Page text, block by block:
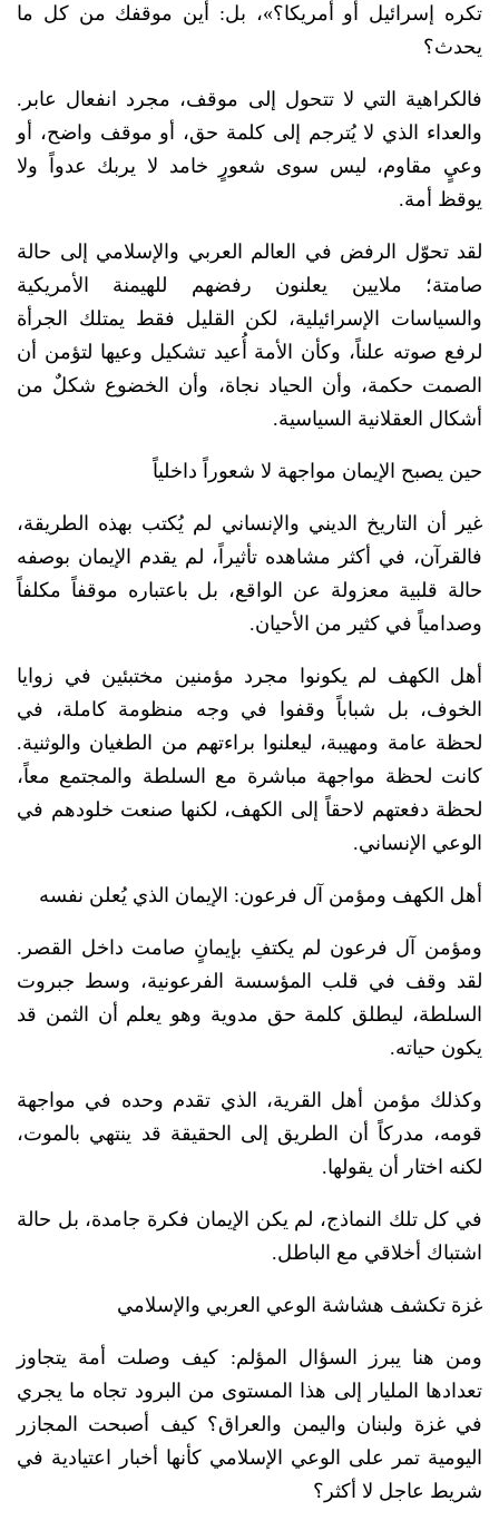
تكره إسرائيل أو أمريكا؟»، بل: أين موقفك من كل ما
يحدث؟
فالكراهية التي لا تتحول إلى موقف، مجرد انفعال عابر.
والعداء الذي لا يُترجم إلى كلمة حق، أو موقف واضح، أو
وعيٍ مقاوم، ليس سوى شعورٍ خامد لا يربك عدواً ولا
يوقظ أمة.
لقد تحوّل الرفض في العالم العربي والإسلامي إلى حالة
صامتة؛ ملايين يعلنون رفضهم للهيمنة الأمريكية
والسياسات الإسرائيلية، لكن القليل فقط يمتلك الجرأة
لرفع صوته علناً، وكأن الأمة أُعيد تشكيل وعيها لتؤمن أن
الصمت حكمة، وأن الحياد نجاة، وأن الخضوع شكلٌ من
أشكال العقلانية السياسية.
حين يصبح الإيمان مواجهة لا شعوراً داخلياً
غير أن التاريخ الديني والإنساني لم يُكتب بهذه الطريقة،
فالقرآن، في أكثر مشاهده تأثيراً، لم يقدم الإيمان بوصفه
حالة قلبية معزولة عن الواقع، بل باعتباره موقفاً مكلفاً
وصدامياً في كثير من الأحيان.
أهل الكهف لم يكونوا مجرد مؤمنين مختبئين في زوايا
الخوف، بل شباباً وقفوا في وجه منظومة كاملة، في
لحظة عامة ومهيبة، ليعلنوا براءتهم من الطغيان والوثنية.
كانت لحظة مواجهة مباشرة مع السلطة والمجتمع معاً،
لحظة دفعتهم لاحقاً إلى الكهف، لكنها صنعت خلودهم في
الوعي الإنساني.
أهل الكهف ومؤمن آل فرعون: الإيمان الذي يُعلن نفسه
ومؤمن آل فرعون لم يكتفِ بإيمانٍ صامت داخل القصر.
لقد وقف في قلب المؤسسة الفرعونية، وسط جبروت
السلطة، ليطلق كلمة حق مدوية وهو يعلم أن الثمن قد
يكون حياته.
وكذلك مؤمن أهل القرية، الذي تقدم وحده في مواجهة
قومه، مدركاً أن الطريق إلى الحقيقة قد ينتهي بالموت،
لكنه اختار أن يقولها.
في كل تلك النماذج، لم يكن الإيمان فكرة جامدة، بل حالة
اشتباك أخلاقي مع الباطل.
غزة تكشف هشاشة الوعي العربي والإسلامي
ومن هنا يبرز السؤال المؤلم: كيف وصلت أمة يتجاوز
تعدادها المليار إلى هذا المستوى من البرود تجاه ما يجري
في غزة ولبنان واليمن والعراق؟ كيف أصبحت المجازر
اليومية تمر على الوعي الإسلامي كأنها أخبار اعتيادية في
شريط عاجل لا أكثر؟